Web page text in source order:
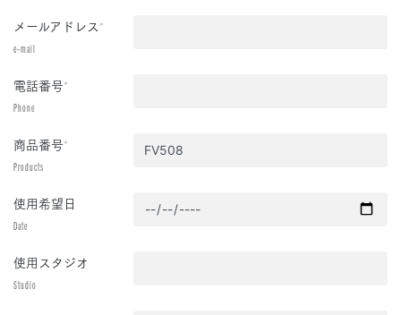
メールアドレス*
e-mail
電話番号*
Phone
商品番号*
Products
使用希望日
Date
使用スタジオ
Studio